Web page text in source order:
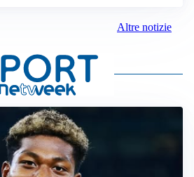
Altre notizie